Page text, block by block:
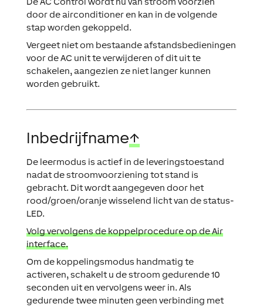
door de airconditioner en kan in de volgende
stap worden gekoppeld.
Vergeet niet om bestaande afstandsbedieningen
voor de AC unit te verwijderen of dit uit te
schakelen, aangezien ze niet langer kunnen
worden gebruikt.
Inbedrijfname↑
De leermodus is actief in de leveringstoestand
nadat de stroomvoorziening tot stand is
gebracht. Dit wordt aangegeven door het
rood/groen/oranje wisselend licht van de status-
LED.
Volg vervolgens de koppelprocedure op de Air
interface.
Om de koppelingsmodus handmatig te
activeren, schakelt u de stroom gedurende 10
seconden uit en vervolgens weer in. Als
gedurende twee minuten geen verbinding met